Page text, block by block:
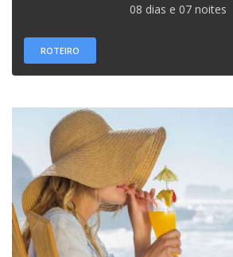
08 dias e 07 noites
ROTEIRO